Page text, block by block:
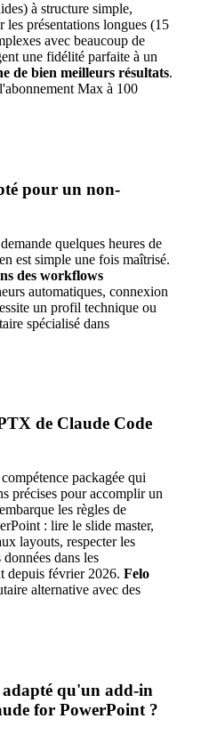
à structure simple,
les présentations longues (15
avec beaucoup de
une fidélité parfaite à un
de bien meilleurs résultats.
Max à 100
pour un non-
quelques heures de
est simple une fois maîtrisé.
des workflows
automatiques, connexion
un profil technique ou
spécialisé dans
de Claude Code
packagée qui
précises pour accomplir un
les règles de
: lire le slide master,
layouts, respecter les
dans les
depuis février 2026. Felo
alternative avec des
adapté qu'un add-in
for PowerPoint ?